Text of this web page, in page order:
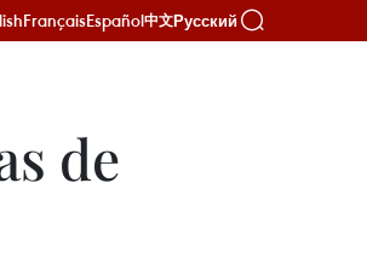
FrançaisEspañol中文Русский
de